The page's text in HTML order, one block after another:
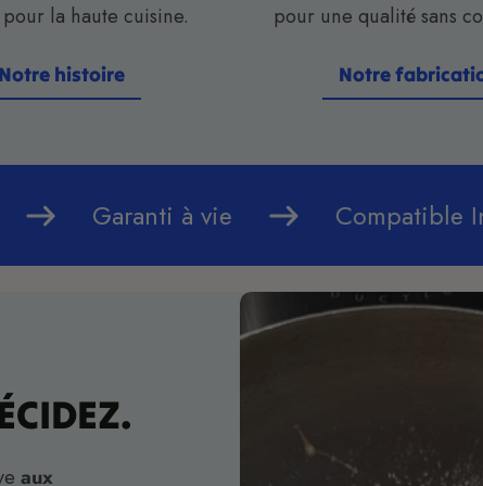
la haute cuisine.
Notre histoire
histoire
pour une qualité sans
Notre
Notre
Garanti à vie
aux